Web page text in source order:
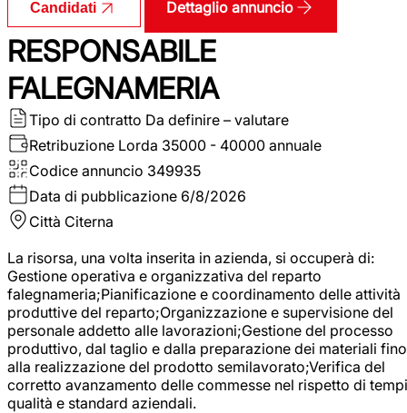
Candidati Dettaglio annuncio
RESPONSABILE
FALEGNAMERIA
Tipo di contratto Da definire – valutare
Retribuzione Lorda 35000 - 40000 annuale
Codice annuncio 349935
Data di pubblicazione 6/8/2026
Città Citerna
La risorsa, una volta inserita in azienda, si occuperà di:
Gestione operativa e organizzativa del reparto
falegnameria;Pianificazione e coordinamento delle attività
produttive del reparto;Organizzazione e supervisione del
personale addetto alle lavorazioni;Gestione del processo
produttivo, dal taglio e dalla preparazione dei materiali fino
alla realizzazione del prodotto semilavorato;Verifica del
corretto avanzamento delle commesse nel rispetto di
qualità e standard aziendali.